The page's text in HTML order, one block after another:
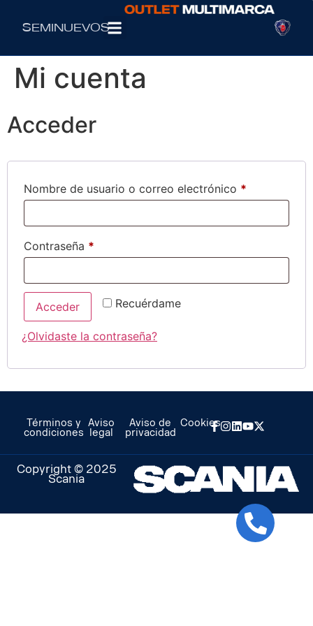
Seminuevos
Mi cuenta
Acceder
Nombre de usuario o correo electrónico *
Contraseña *
Recuérdame
Acceder
¿Olvidaste la contraseña?
Términos y
condiciones
Aviso
legal
Aviso de
privacidad
Cookies
Copyright © 2025
Scania